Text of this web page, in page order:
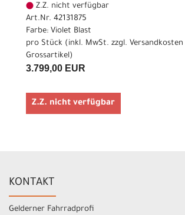
Z.Z. nicht verfügbar
Art.Nr. 42131875
Farbe: Violet Blast
pro Stück (inkl. MwSt. zzgl.
Grossartikel)
3.799,00 EUR
Z.Z. nicht verfügbar
KONTAKT
Gelderner Fahrradprofi